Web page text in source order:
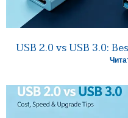
USB 2.0 vs USB 3.0: